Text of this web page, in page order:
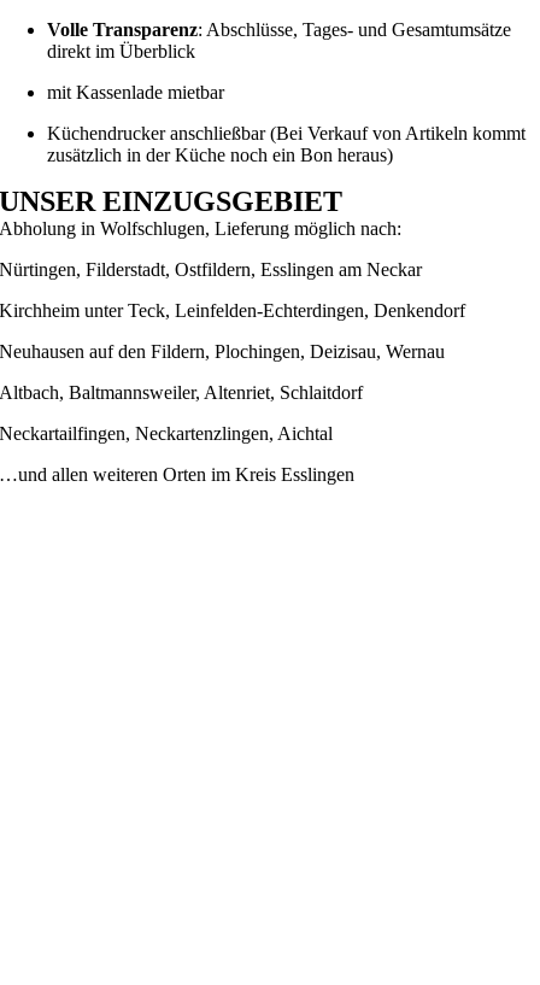
Volle Transparenz: Abschlüsse, Tages‑ und Gesamtumsätze
direkt im Überblick
mit Kassenlade mietbar
Küchendrucker anschließbar (Bei Verkauf von Artikeln kommt
zusätzlich in der Küche noch ein Bon heraus)
UNSER EINZUGSGEBIET
Abholung in Wolfschlugen, Lieferung möglich nach:
Nürtingen, Filderstadt, Ostfildern, Esslingen am Neckar
Kirchheim unter Teck, Leinfelden‑Echterdingen, Denkendorf
Neuhausen auf den Fildern, Plochingen, Deizisau, Wernau
Altbach, Baltmannsweiler, Altenriet, Schlaitdorf
Neckartailfingen, Neckartenzlingen, Aichtal
…und allen weiteren Orten im Kreis Esslingen